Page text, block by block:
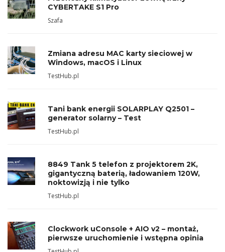
CYBERTAKE S1 Pro
Szafa
Zmiana adresu MAC karty sieciowej w
Windows, macOS i Linux
TestHub.pl
Tani bank energii SOLARPLAY Q2501 –
generator solarny – Test
TestHub.pl
8849 Tank 5 telefon z projektorem 2K,
gigantyczną baterią, ładowaniem 120W,
noktowizją i nie tylko
TestHub.pl
Clockwork uConsole + AIO v2 – montaż,
pierwsze uruchomienie i wstępna opinia